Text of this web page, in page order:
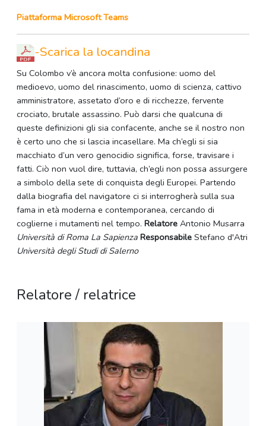
Piattaforma Microsoft Teams
-Scarica la locandina
Su Colombo v’è ancora molta confusione: uomo del
medioevo, uomo del rinascimento, uomo di scienza, cattivo
amministratore, assetato d’oro e di ricchezze, fervente
crociato, brutale assassino. Può darsi che qualcuna di
queste definizioni gli sia confacente, anche se il nostro non
è certo uno che si lascia incasellare. Ma ch’egli si sia
macchiato d’un vero genocidio significa, forse, travisare i
fatti. Ciò non vuol dire, tuttavia, ch’egli non possa assurgere
a simbolo della sete di conquista degli Europei. Partendo
dalla biografia del navigatore ci si interrogherà sulla sua
fama in età moderna e contemporanea, cercando di
coglierne i mutamenti nel tempo. Relatore Antonio Musarra
Università di Roma La Sapienza Responsabile Stefano d'Atri
Università degli Studi di Salerno
Relatore / relatrice